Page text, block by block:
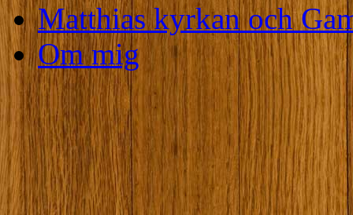
Matthias kyrkan och
Om mig